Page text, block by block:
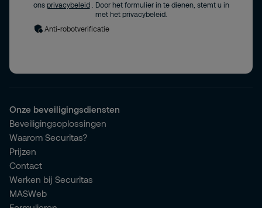
ons privacybeleid
. Door het formulier in te dienen, stemt u in
met het privacybeleid.
Anti-robotverificatie
Onze beveiligingsdiensten
Beveiligingsoplossingen
Waarom Securitas?
Prijzen
Contact
Werken bij Securitas
MASWeb